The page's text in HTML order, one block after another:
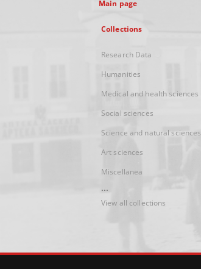
Main page
Collections
Research Data
Humanities
Medical and health sciences
Social sciences
Science and natural sciences
Art sciences
Miscellanea
...
View all collections